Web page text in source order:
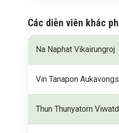
Các diễn viên khác
Na Naphat Vikairungroj
Vin Tanapon
Thun Thunyatorn